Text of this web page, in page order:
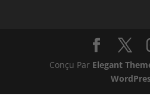
Conçu Par Elegant